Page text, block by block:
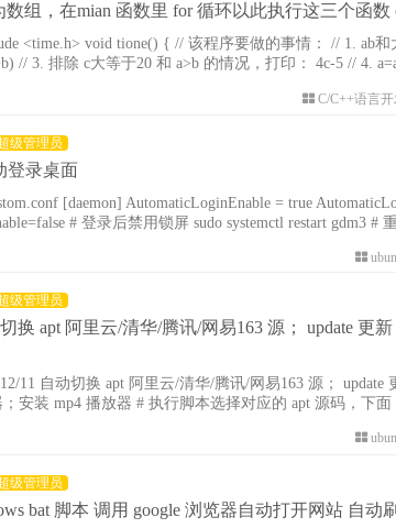
组，在mian 函数里 for 循环以此执行这三个函数
void tione() { // 该程序要做的事情： // 1. ab和大于10，c=ab 否则 c=3a+2b
C/C++语言
级管理员
登录桌面
= eisc # eisc 用户开机自
动登录桌面 WaylandEnable=false # 登录后禁用锁屏 sudo systemctl
级管理员
切换 apt 阿里云/清华/腾讯/网易163 源； update 更
apt 阿里云/清华/腾讯/网易163 源； update 更新，自动部署可 kvm 虚拟
安装 mp4 播放器 # 执行脚本选择对应的 apt 源码，下面
级管理员
bat 脚本 调用 google 浏览器自动打开网站 自动